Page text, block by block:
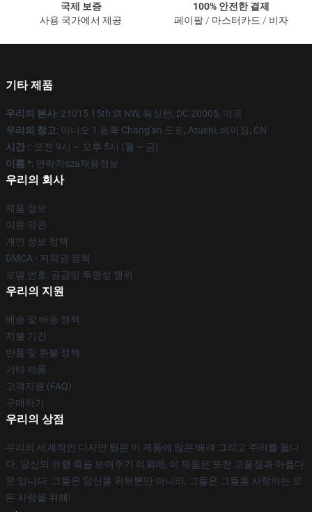
국제 보증
사용 국가에서 제공
100% 안전한 결제
페이팔 / 마스터카드 / 비자
기타 제품
우리의 본사: 21015 15th St NW, 워싱턴, DC 20005, 미국
우리의 창고: 아니오 1 동쪽 Chang'an 도로, Atushi, 베이징, CN
시간 :: 오전 9시 ~ 오후 5시 (월 ~ 금)
이름 *: 연락처sza채용정보
우리의 회사
제품 정보
이용 약관
개인 정보 정책
DMCA - 저작권 정책
모델 번호: 공급망 투명성 행위
우리의 지원
배송 및 배송 정책
지불 기간
반품 및 환불 정책
기타 제품
고객지원 (FAQ)
구매하기
우리의 상점
우리의 세계적인 디자인 팀은 이 제품에 많은 배려 그리고 주의를 둡니
다. 당신의 유행 측을 보여주기 이외에, 이 제품은 또한 고품질과 아름다
운 입니다. 그들은 당신을 위해뿐만 아니라, 그들은 그들을 사랑하는 모
든 사람을 위해!